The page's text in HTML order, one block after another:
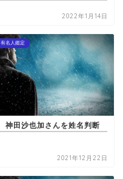
2022年1月14日
有名人鑑定
神田沙也加さんを姓名判断
2021年12月22日